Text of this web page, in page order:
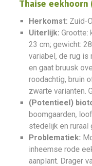
Thaise eekhoorn
Herkomst: Zuid-
Uiterlijk: Grootte:
23 cm; gewicht:
variabel, de rug
en gaat bruusk
roodachtig, bruin
zwarte varianten.
(Potentieel)
boomgaarden,
stedelijk en ruraal
Problematiek:
inheemse rode
aanplant. Drager